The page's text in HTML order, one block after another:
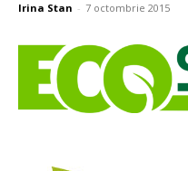
Irina Stan - 7 octombrie 2015